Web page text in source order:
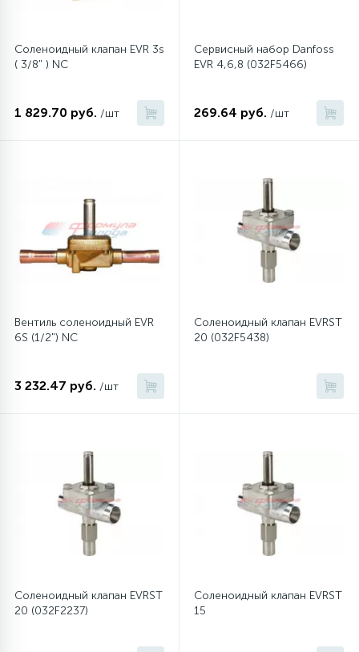
Сливные фильтры
Суппорты (ступицы)
Таходатчики
12
Шланги залива
Шланги слива
Электронные модули
Соленоидный клапан EVR 3s
( 3/8" ) NC
1 829.70 руб. /шт
Сервисный набор Danfoss
EVR 4,6,8 (032F5466)
269.64 руб. /шт
Вентиль соленоидный EVR
6S (1/2") NC
3 232.47 руб. /шт
Соленоидный клапан EVRST
20 (032F5438)
Соленоидный клапан EVRST
20 (032F2237)
Соленоидный клапан EVRST
15